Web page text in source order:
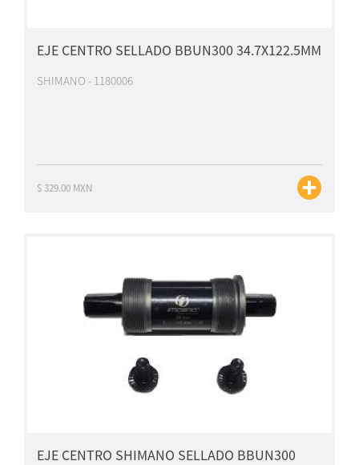
EJE CENTRO SELLADO BBUN300 34.7X122.5MM
SHIMANO - 1180006
$ 329.00 MXN
EJE CENTRO SHIMANO SELLADO BBUN300